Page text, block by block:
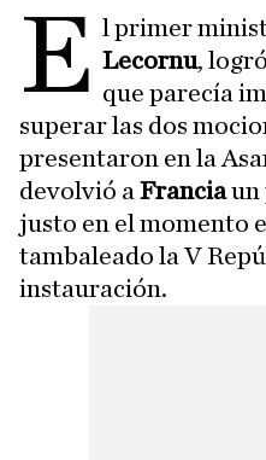
E l primer
Lecornu,
que parecía
superar las dos
presentaron en la
devolvió a Franciaun
justo en el momento
tambaleado la V
instauración.